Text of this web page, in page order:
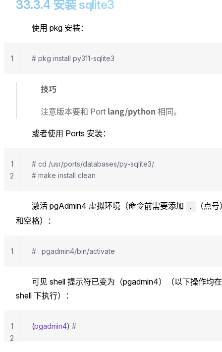
33.3.4 安装 sqlite3
使用 pkg 安装：
# pkg install py311-sqlite3
1
技巧
注意版本要和 Port lang/python 相同。
或者使用 Ports 安装：
# cd /usr/ports/databases/py-sqlite3/
# make install clean
1
2
激活 pgAdmin4 虚拟环境（命令前需要添加 .
（点
和空格）：
# . pgadmin4/bin/activate
1
可见 shell 提示符已变为（pgadmin4）（以下操作均
shell 下执行）：
(pgadmin4) #
1
2